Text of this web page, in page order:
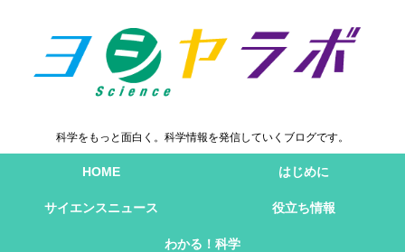
科学をもっと面白く。科学情報を発信していくブログです。
HOME はじめに
サイエンスニュース 役立ち情報
わかる！科学